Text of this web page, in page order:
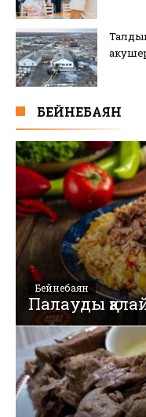
БЕЙНЕБАЯН
Бейнебаян
Палауды